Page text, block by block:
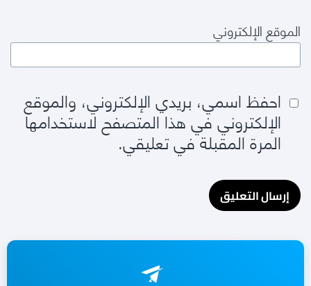
الموقع الإلكتروني
احفظ اسمي، بريدي الإلكتروني، والموقع
الإلكتروني في هذا المتصفح لاستخدامها
المرة المقبلة في تعليقي.